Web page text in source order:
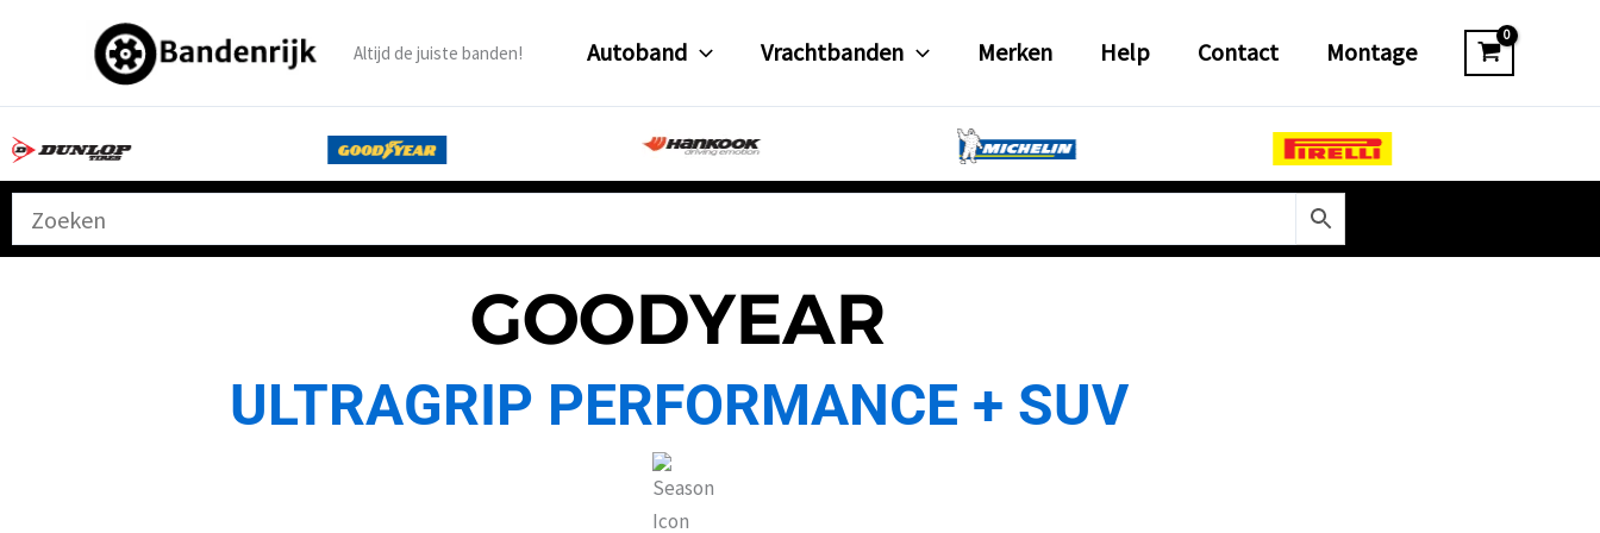
inhoud
Altijd de juiste banden! Autoband Vrachtbanden Merken Help Contact Montage
GOODYEAR
ULTRAGRIP PERFORMANCE + SUV